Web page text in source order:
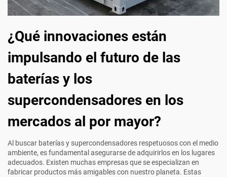
¿Qué innovaciones están
impulsando el futuro de las
baterías y los
supercondensadores en los
mercados al por mayor?
Al buscar baterías y supercondensadores respetuosos con el medio
ambiente, es fundamental asegurarse de adquirirlos en los lugares
adecuados. Existen muchas empresas que se especializan en
fabricar productos más amigables con nuestro planeta. Estas